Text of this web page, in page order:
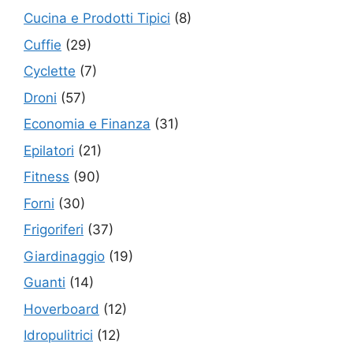
Cucina e Prodotti Tipici (8)
Cuffie (29)
Cyclette (7)
Droni (57)
Economia e Finanza (31)
Epilatori (21)
Fitness (90)
Forni (30)
Frigoriferi (37)
Giardinaggio (19)
Guanti (14)
Hoverboard (12)
Idropulitrici (12)